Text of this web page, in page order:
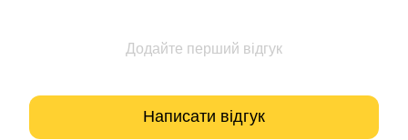
Додайте перший відгук
Написати відгук